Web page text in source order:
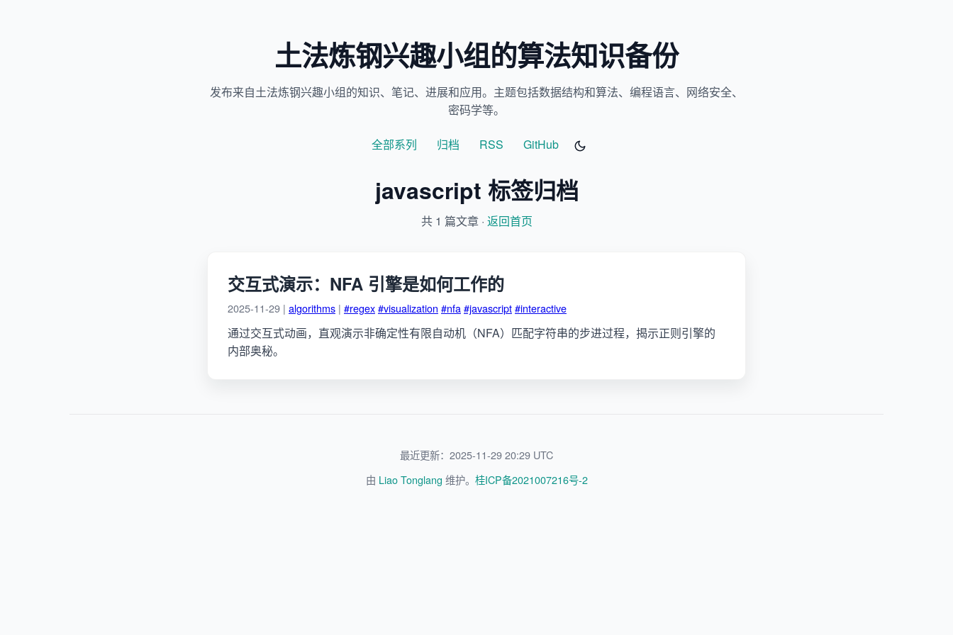
土法炼钢兴趣小组的算法知识备份
发布来自土法炼钢兴趣小组的知识、笔记、进展和应用。主题包括数据结构和算法、编程语言、网络安全、
密码学等。
全部系列 归档 RSS GitHub
javascript 标签归档
共 1 篇文章 · 返回首页
交互式演示：NFA 引擎是如何工作的
2025-11-29 | algorithms | #regex#visualization #nfa#javascript#interactive
通过交互式动画，直观演示非确定性有限自动机（NFA）匹配字符串的步进过程，揭示正则引擎的
内部奥秘。
最近更新：2025-11-29 20:29 UTC
由 Liao Tonglang 维护。 桂ICP备2021007216号-2